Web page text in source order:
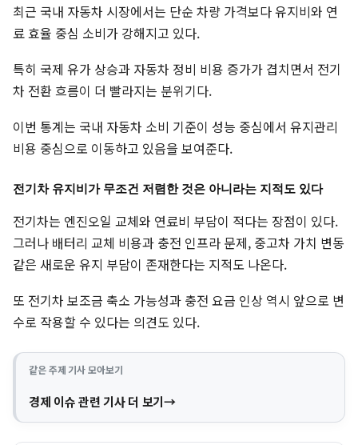
최근 국내 자동차 시장에서는 단순 차량 가격보다 유지비와 연
료 효율 중심 소비가 강해지고 있다.
특히 국제 유가 상승과 자동차 정비 비용 증가가 겹치면서 전기
차 전환 흐름이 더 빨라지는 분위기다.
이번 통계는 국내 자동차 소비 기준이 성능 중심에서 유지관리
비용 중심으로 이동하고 있음을 보여준다.
전기차 유지비가 무조건 저렴한 것은 아니라는 지적도 있다
전기차는 엔진오일 교체와 연료비 부담이 적다는 장점이 있다.
그러나 배터리 교체 비용과 충전 인프라 문제, 중고차 가치 변동
같은 새로운 유지 부담이 존재한다는 지적도 나온다.
또 전기차 보조금 축소 가능성과 충전 요금 인상 역시 앞으로 변
수로 작용할 수 있다는 의견도 있다.
같은 주제 기사 모아보기
경제 이슈 관련 기사 더 보기